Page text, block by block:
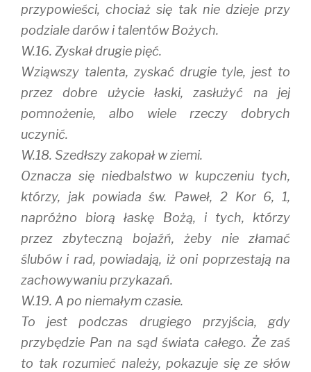
przypowieści, chociaż się tak nie dzieje przy
podziale darów i talentów Bożych.
W.16. Zyskał drugie pięć.
Wziąwszy talenta, zyskać drugie tyle, jest to
przez dobre użycie łaski, zasłużyć na jej
pomnożenie, albo wiele rzeczy dobrych
uczynić.
W.18. Szedłszy zakopał w ziemi.
Oznacza się niedbalstwo w kupczeniu tych,
którzy, jak powiada św. Paweł, 2 Kor 6, 1,
napróżno biorą łaskę Bożą, i tych, którzy
przez zbyteczną bojaźń, żeby nie złamać
ślubów i rad, powiadają, iż oni poprzestają na
zachowywaniu przykazań.
W.19. A po niemałym czasie.
To jest podczas drugiego przyjścia, gdy
przybędzie Pan na sąd świata całego. Że zaś
to tak rozumieć należy, pokazuje się ze słów